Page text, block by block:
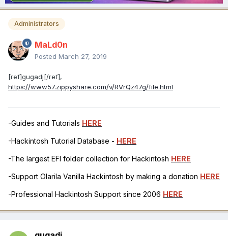
Administrators
MaLd0n
Posted March 27, 2019
[ref]gugadj[/ref],
https://www57.zippyshare.com/v/RVrQz47g/file.html
-Guides and Tutorials HERE
-Hackintosh Tutorial Database - HERE
-The largest EFI folder collection for Hackintosh HERE
-Support Olarila Vanilla Hackintosh by making a donation HERE
-Professional Hackintosh Support since 2006 HERE